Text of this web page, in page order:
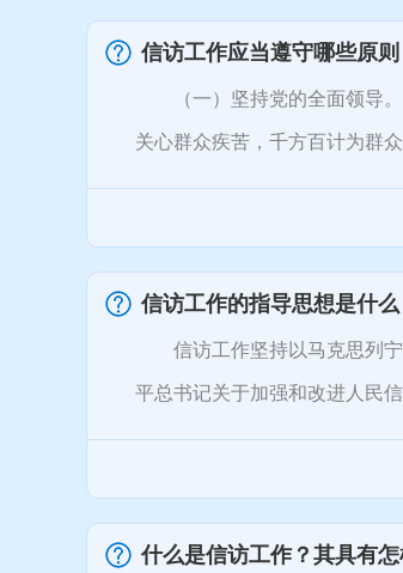
信访工作应当遵守哪些原则
（一）坚持党的全面领导。
关心群众疾苦，千方百计为群
信访工作的指导思想是什么
信访工作坚持以马克思列宁
平总书记关于加强和改进人民
什么是信访工作？其具有